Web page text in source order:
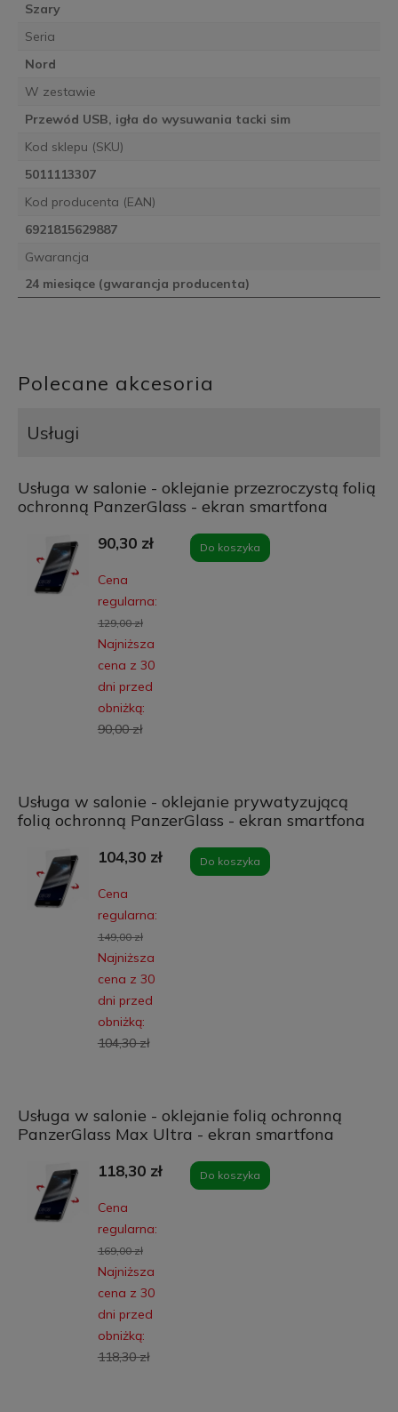
Szary
Seria
Nord
W zestawie
Przewód USB, igła do wysuwania tacki sim
Kod sklepu (SKU)
5011113307
Kod producenta (EAN)
6921815629887
Gwarancja
24 miesiące (gwarancja producenta)
Polecane akcesoria
Usługi
Usługa w salonie - oklejanie przezroczystą folią
ochronną PanzerGlass - ekran smartfona
90,30 zł
Cena
regularna:
129,00 zł
Najniższa
cena z 30
dni przed
obniżką:
90,00 zł
Do koszyka
Usługa w salonie - oklejanie prywatyzującą
folią ochronną PanzerGlass - ekran smartfona
104,30 zł
Cena
regularna:
149,00 zł
Najniższa
cena z 30
dni przed
obniżką:
104,30 zł
Do koszyka
Usługa w salonie - oklejanie folią ochronną
PanzerGlass Max Ultra - ekran smartfona
118,30 zł
Cena
regularna:
169,00 zł
Najniższa
cena z 30
dni przed
obniżką:
118,30 zł
Do koszyka